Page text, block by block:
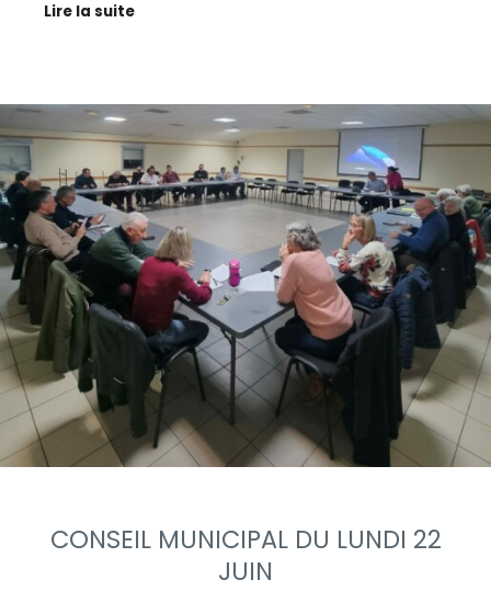
Lire la suite
CONSEIL MUNICIPAL DU LUNDI 22
JUIN